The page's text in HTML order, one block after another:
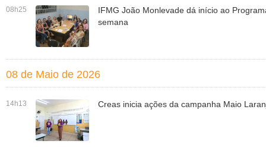
08h25
IFMG João Monlevade dá início ao
semana
08 de Maio de 2026
14h13 Creas inicia ações da campanha Maio